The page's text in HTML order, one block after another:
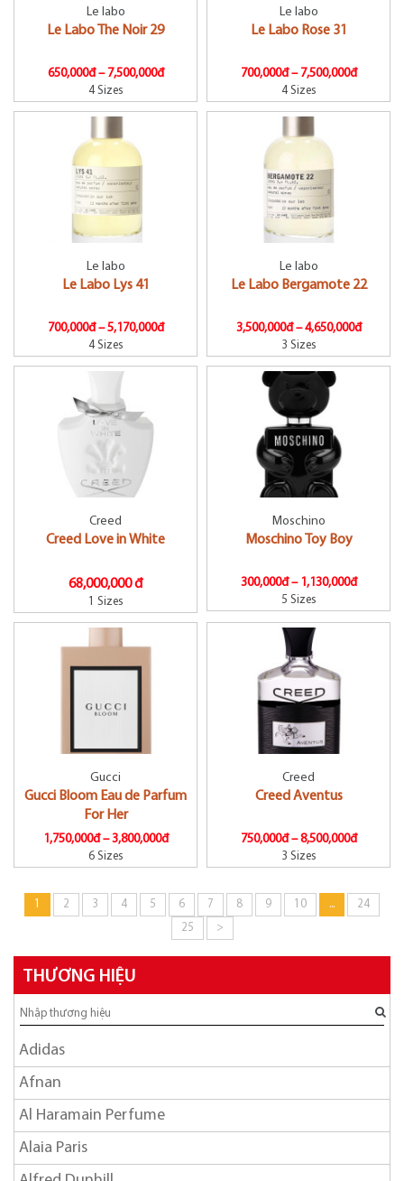
THƯƠNG HIỆU
Adidas
Afnan
Al Haramain Perfume
Alaia Paris
Le labo
Le Labo The Noir 29
650,000đ – 7,500,000đ
4 Sizes
Le labo
Le Labo Rose 31
700,000đ – 7,500,000đ
4 Sizes
Le labo
Le Labo Lys 41
700,000đ –5,170,000đ
4 Sizes
Le labo
Le Labo Bergamote 22
3,500,000đ –4,650,000đ
3 Sizes
Creed
Creed Love in White
68,000,000 đ
1 Sizes
Moschino
Moschino Toy Boy
300,000đ – 1,130,000đ
5 Sizes
Gucci
Gucci Bloom Eau de Parfum
For Her
1,750,000đ –3,800,000đ
6 Sizes
Creed
Creed Aventus
750,000đ –8,500,000đ
3 Sizes
1 2 3 4 5 6 7 8 9 10 ...
24
25
>